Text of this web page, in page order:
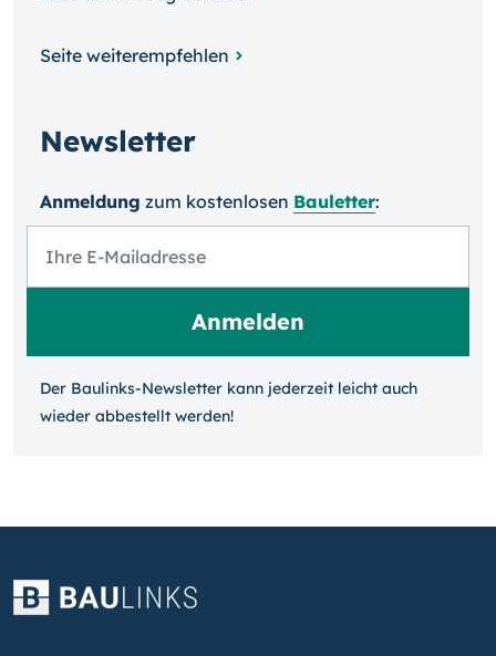
Seite weiterempfehlen
Newsletter
Anmeldung zum kosten­losen Bauletter:
Der Baulinks-Newsletter kann jeder­zeit leicht auch
wieder ab­bestellt werden!